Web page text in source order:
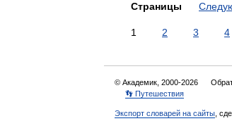
Страницы
1 2 3 4
© Академик, 2000-2026
👣 Путешествия
Экспорт словарей на сайты ,